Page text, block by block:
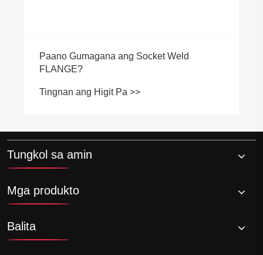
Paano Gumagana ang Socket Weld
FLANGE?
Tingnan ang Higit Pa >>
Tungkol sa amin
Mga produkto
Balita